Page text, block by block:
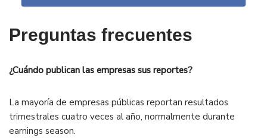
Preguntas frecuentes
¿Cuándo publican las empresas sus reportes?
La mayoría de empresas públicas reportan resultados
trimestrales cuatro veces al año, normalmente durante
earnings season.